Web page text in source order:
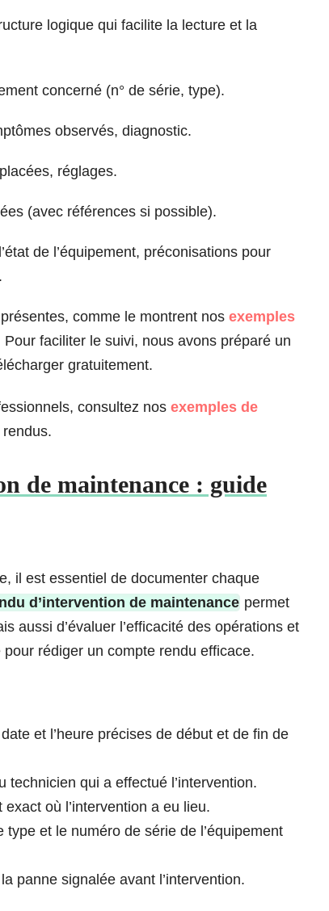
logique qui facilite la lecture et la
concerné (n° de série, type).
observés, diagnostic.
réglages.
(avec références si possible).
de l’équipement, préconisations pour
comme le montrent nos exemples
Pour faciliter le suivi, nous avons préparé un
gratuitement.
consultez nos exemples de
de maintenance : guide
il est essentiel de documenter chaque
d’intervention de maintenance permet
aussi d’évaluer l’efficacité des opérations et
rédiger un compte rendu efficace.
et l’heure précises de début et de fin de
technicien qui a effectué l’intervention.
exact où l’intervention a eu lieu.
type et le numéro de série de l’équipement
panne signalée avant l’intervention.